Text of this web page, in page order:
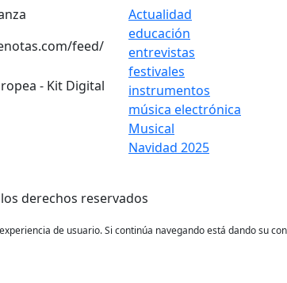
feed/
Actualidad
educación
entrevistas
festivales
instrumentos
música electrónica
Musical
Navidad 2025
derechos reservados
de usuario. Si continúa navegando está dando su